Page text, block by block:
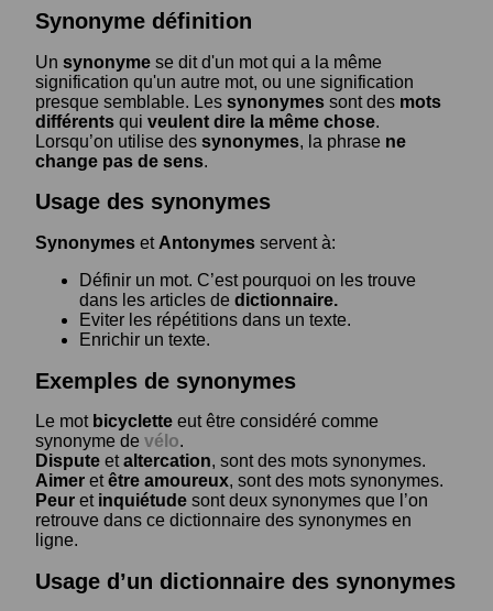
Synonyme définition
Un synonyme se dit d'un mot qui a la même
signification qu'un autre mot, ou une signification
presque semblable. Les synonymes sont des mots
différents qui veulent dire la même chose.
Lorsqu’on utilise des synonymes, la phrase ne
change pas de sens.
Usage des synonymes
Synonymes et Antonymes servent à:
Définir un mot. C’est pourquoi on les trouve
dans les articles de dictionnaire.
Eviter les répétitions dans un texte.
Enrichir un texte.
Exemples de synonymes
Le mot bicyclette eut être considéré comme
synonyme de vélo.
Dispute etaltercation, sont des mots synonymes.
Aimer etêtre amoureux, sont des mots synonymes.
Peur et inquiétude sont deux synonymes que l’on
retrouve dans ce dictionnaire des synonymes en
ligne.
Usage d’un dictionnaire des synonymes